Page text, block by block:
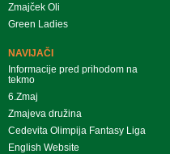
Zmajček Oli
Green Ladies
NAVIJAČI
Informacije pred prihodom na
tekmo
6.Zmaj
Zmajeva družina
Cedevita Olimpija Fantasy Liga
English Website